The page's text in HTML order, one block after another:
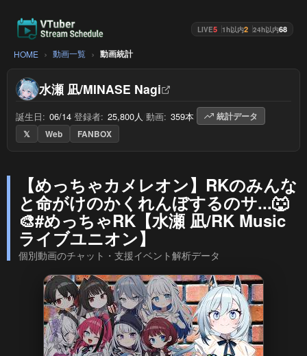
LIVE5 1h以内2 24h以内68
HOME 動画一覧 動画統計
水瀬 凪/MINASE Nagi
誕生日: 06/14 登録者: 25,800人 動画: 359本
統計データ
𝕏
Web FANBOX
【めっちゃカメレオン】RKのみんな
と命がけのかくれんぼするのサ...🐺
🎨#めっちゃRK【水瀬 凪/RK Music
ライブユニオン】
個別動画のチャット・支援イベント解析データ